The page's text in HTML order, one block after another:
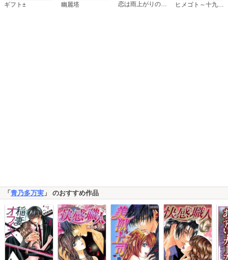
ギフト± 幽麗塔 恋は雨上がりのように
「 青乃多万実 」 のおすすめ作品